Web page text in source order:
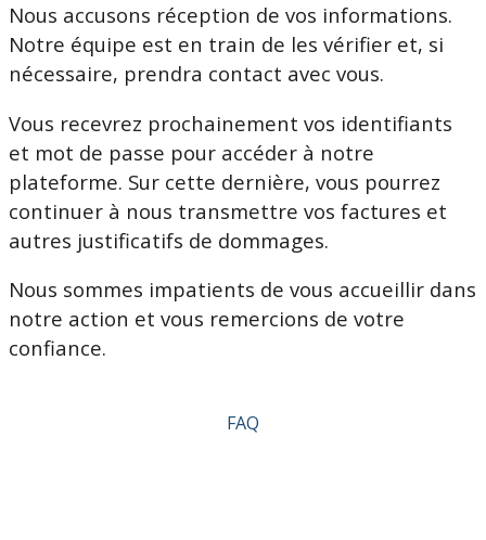
Nous accusons réception de vos informations.
Notre équipe est en train de les vérifier et, si
nécessaire, prendra contact avec vous.
Vous recevrez prochainement vos identifiants
et mot de passe pour accéder à notre
plateforme. Sur cette dernière, vous pourrez
continuer à nous transmettre vos factures et
autres justificatifs de dommages.
Nous sommes impatients de vous accueillir dans
notre action et vous remercions de votre
confiance.
FAQ